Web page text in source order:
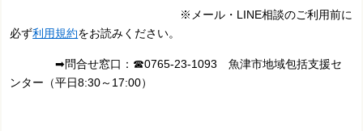
※メール・LINE相談のご利用前に
必ず利用規約をお読みください。
➡問合せ窓口： ☎0765-23-1093 魚津市地域包括支援セ
ンター（平日8:30～17:00）